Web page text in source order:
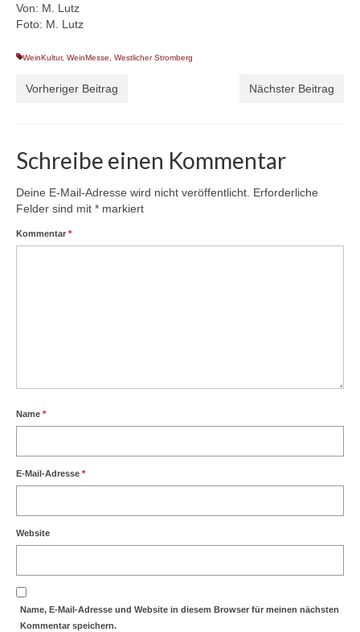
Von: M. Lutz
Foto: M. Lutz
WeinKultur, WeinMesse Westlicher Stromberg
Vorheriger Beitrag Nächster Beitrag
Schreibe einen Kommentar
Deine E-Mail-Adresse wird nicht veröffentlicht. Erforderliche
Felder sind mit * markiert
Kommentar *
Name *
E-Mail-Adresse *
Website
Name, E-Mail-Adresse und Website in diesem Browser für meinen nächsten
Kommentar speichern.